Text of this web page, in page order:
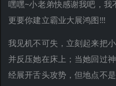
嘿嘿~小老弟快感谢我吧，我
更要你建立霸业大展鸿图!!!
我见机不可失，立刻起来把
并反压她在床上；当她回过
经展开舌头攻势，但地点不